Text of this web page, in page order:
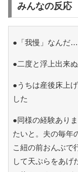
みんなの反応
●「我慢」なんだ
●二度と浮上出来
●うちは産後床上
した
●同様の経験あり
たいと。夫の毎年
こ紐の前おんぶで
して天ぷらをあげ